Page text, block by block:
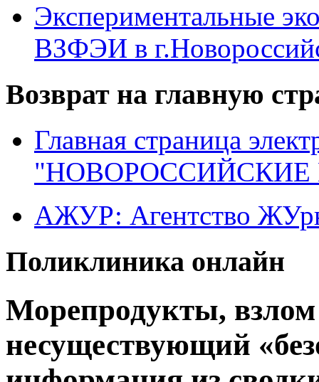
Экспериментальные
ВЗФЭИ в
Возврат на главную
Главная страница
"НОВОРОССИЙСКИЕ
АЖУР: Агентство
Поликлиника онлайн
Морепродукты,
несуществующий